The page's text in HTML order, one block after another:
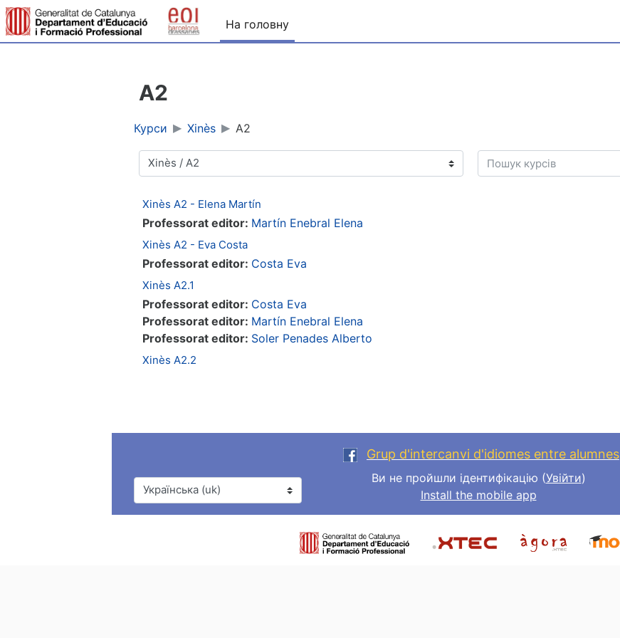
Перейти до головного вмісту
На головну
A2
Курси Xinès A2
Категорії курсів
Пошук курсів
Xinès A2 - Elena Martín
Professorat editor: Martín Enebral Elena
Xinès A2 - Eva Costa
Professorat editor: Costa Eva
Xinès A2.1
Professorat editor: Costa Eva
Professorat editor: Martín Enebral Elena
Professorat editor: Soler Penades Alberto
Xinès A2.2
Мова інтерфейсу
Grup d'intercanvi d'idiomes entre alumnes
Ви не пройшли ідентифікацію (Увійти)
Install the mobile app